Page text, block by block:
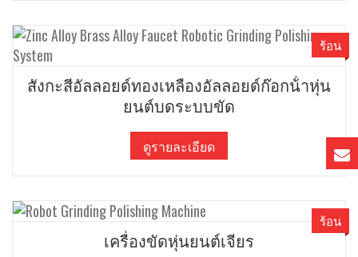
สังกะสีอัลลอยด์ทองเหลืองอัลลอยด์ก๊อกน้ําหุ่น
ยนต์บดระบบขัด
ดูรายละเอียด
ร้อน
เครื่องขัดหุ่นยนต์เจียร
ร้อน